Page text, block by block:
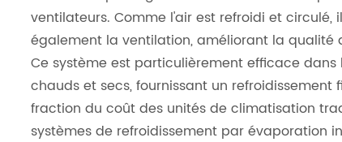
ventilateurs. Comme l'air est refroidi et circulé,
également la ventilation, améliorant la qualité
Ce système est particulièrement efficace dans
chauds et secs, fournissant un refroidissement
fraction du coût des unités de climatisation
systèmes de refroidissement par évaporation